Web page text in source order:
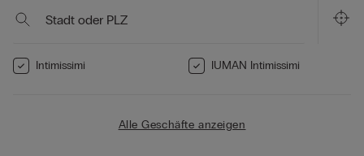
Intimissimi IUMAN Intimissimi
Alle Geschäfte anzeigen